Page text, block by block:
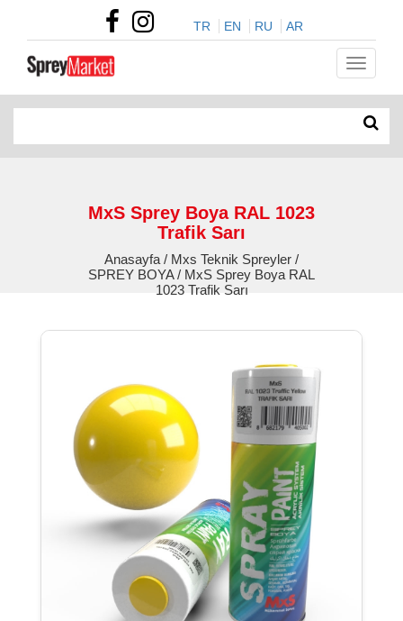
TR EN RU AR
MxS Sprey Boya RAL 1023
Trafik Sarı
Anasayfa / Mxs Teknik Spreyler /
SPREY BOYA / MxS Sprey Boya RAL
1023 Trafik Sarı